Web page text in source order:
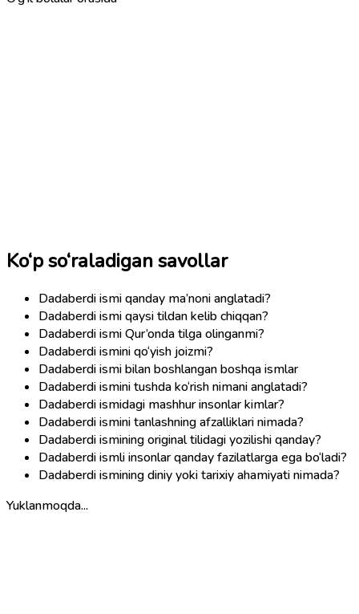
Ko‘p so‘raladigan savollar
Dadaberdi ismi qanday ma’noni anglatadi?
Dadaberdi ismi qaysi tildan kelib chiqqan?
Dadaberdi ismi Qur’onda tilga olinganmi?
Dadaberdi ismini qo‘yish joizmi?
Dadaberdi ismi bilan boshlangan boshqa ismlar
Dadaberdi ismini tushda ko‘rish nimani anglatadi?
Dadaberdi ismidagi mashhur insonlar kimlar?
Dadaberdi ismini tanlashning afzalliklari nimada?
Dadaberdi ismining original tilidagi yozilishi qanday?
Dadaberdi ismli insonlar qanday fazilatlarga ega bo‘ladi?
Dadaberdi ismining diniy yoki tarixiy ahamiyati nimada?
Yuklanmoqda...